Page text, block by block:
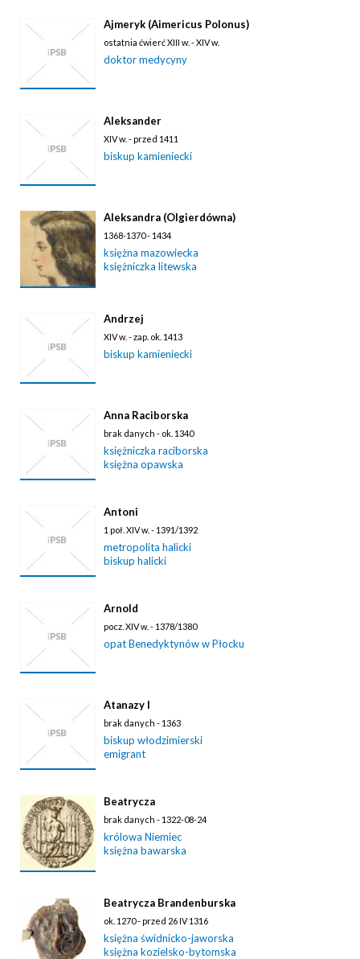
Ajmeryk (Aimericus Polonus)
ostatnia ćwierć XIII w. - XIV w.
doktor medycyny
Aleksander
XIV w. - przed 1411
biskup kamieniecki
Aleksandra (Olgierdówna)
1368-1370 - 1434
księżna mazowiecka
księżniczka litewska
Andrzej
XIV w. - zap. ok. 1413
biskup kamieniecki
Anna Raciborska
brak danych - ok. 1340
księżniczka raciborska
księżna opawska
Antoni
1 poł. XIV w. - 1391/1392
metropolita halicki
biskup halicki
Arnold
pocz. XIV w. - 1378/1380
opat Benedyktynów w Płocku
Atanazy I
brak danych - 1363
biskup włodzimierski
emigrant
Beatrycza
brak danych - 1322-08-24
królowa Niemiec
księżna bawarska
Beatrycza Brandenburska
ok. 1270 - przed 26 IV 1316
księżna świdnicko-jaworska
księżna kozielsko-bytomska